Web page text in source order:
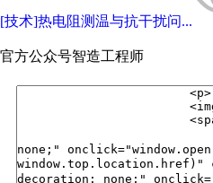
[技术]热电阻测温与抗干扰问...
官方公众号智造工程师